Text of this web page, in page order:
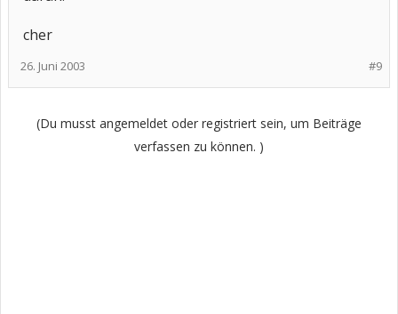
cher
#9
26. Juni 2003
(Du musst angemeldet oder registriert sein, um Beiträge
verfassen zu können. )